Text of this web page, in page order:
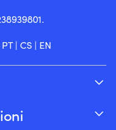
PT| CS | EN